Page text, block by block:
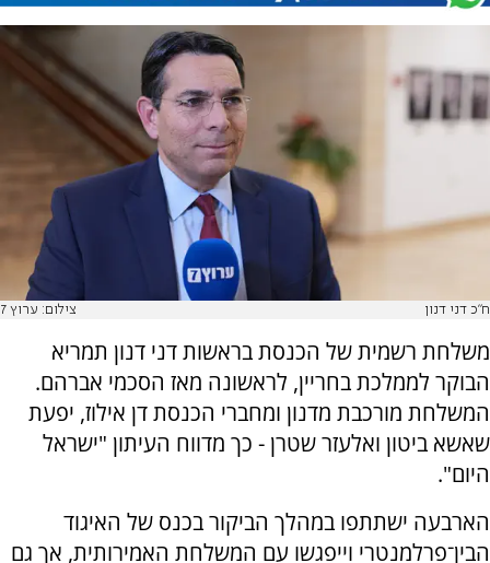
ח"כ דני דנון צילום: ערוץ 7
משלחת רשמית של הכנסת בראשות דני דנון תמריא
הבוקר לממלכת בחריין, לראשונה מאז הסכמי אברהם.
המשלחת מורכבת מדנון ומחברי הכנסת דן אילוז, יפעת
שאשא ביטון ואלעזר שטרן - כך מדווח העיתון "ישראל
היום".
הארבעה ישתתפו במהלך הביקור בכנס של האיגוד
הבין־פרלמנטרי וייפגשו עם המשלחת האמירותית, אך גם